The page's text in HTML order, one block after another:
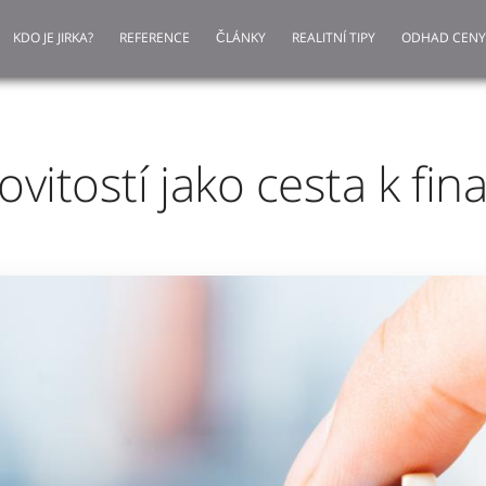
KDO JE JIRKA? REFERENCE ČLÁNKY REALITNÍ TIPY ODHAD
jako cesta k